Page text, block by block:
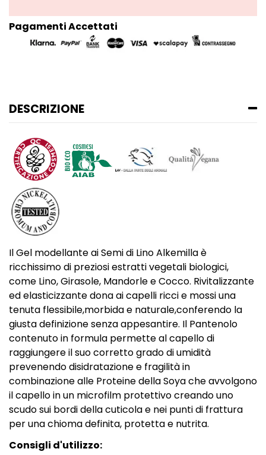
Pagamenti Accettati
DESCRIZIONE
Il Gel modellante ai Semi di Lino Alkemilla è
ricchissimo di preziosi estratti vegetali biologici,
come Lino, Girasole, Mandorle e Cocco. Rivitalizzante
ed elasticizzante dona ai capelli ricci e mossi una
tenuta flessibile,morbida e naturale,conferendo la
giusta definizione senza appesantire. Il Pantenolo
contenuto in formula permette al capello di
raggiungere il suo corretto grado di umidità
prevenendo disidratazione e fragilità in
combinazione alle Proteine della Soya che avvolgono
il capello in un microfilm protettivo creando uno
scudo sui bordi della cuticola e nei punti di frattura
per una chioma definita, protetta e nutrita.
Consigli d'utilizzo: